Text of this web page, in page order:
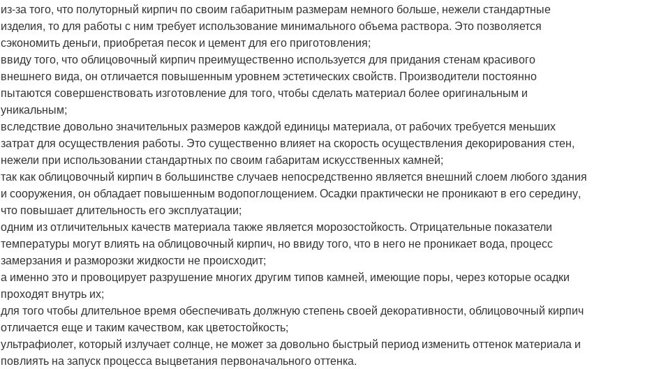
из-за того, что полуторный кирпич по своим габаритным размерам немного больше, нежели стандартные
изделия, то для работы с ним требует использование минимального объема раствора. Это позволяется
сэкономить деньги, приобретая песок и цемент для его приготовления;
ввиду того, что облицовочный кирпич преимущественно используется для придания стенам красивого
внешнего вида, он отличается повышенным уровнем эстетических свойств. Производители постоянно
пытаются совершенствовать изготовление для того, чтобы сделать материал более оригинальным и
уникальным;
вследствие довольно значительных размеров каждой единицы материала, от рабочих требуется меньших
затрат для осуществления работы. Это существенно влияет на скорость осуществления декорирования стен,
нежели при использовании стандартных по своим габаритам искусственных камней;
так как облицовочный кирпич в большинстве случаев непосредственно является внешний слоем любого здания
и сооружения, он обладает повышенным водопоглощением. Осадки практически не проникают в его середину,
что повышает длительность его эксплуатации;
одним из отличительных качеств материала также является морозостойкость. Отрицательные показатели
температуры могут влиять на облицовочный кирпич, но ввиду того, что в него не проникает вода, процесс
замерзания и разморозки жидкости не происходит;
а именно это и провоцирует разрушение многих другим типов камней, имеющие поры, через которые осадки
проходят внутрь их;
для того чтобы длительное время обеспечивать должную степень своей декоративности, облицовочный кирпич
отличается еще и таким качеством, как цветостойкость;
ультрафиолет, который излучает солнце, не может за довольно быстрый период изменить оттенок материала и
повлиять на запуск процесса выцветания первоначального оттенка.